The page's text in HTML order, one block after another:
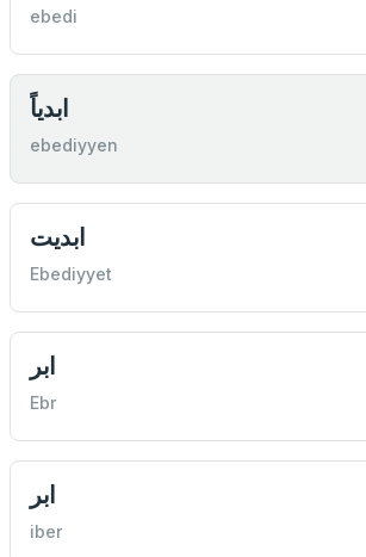
ebedi
ابدياً
ebediyyen
ابديت
Ebediyyet
ابر
Ebr
ابر
iber